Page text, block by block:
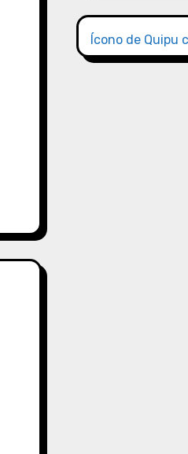
Ícono de Quipu